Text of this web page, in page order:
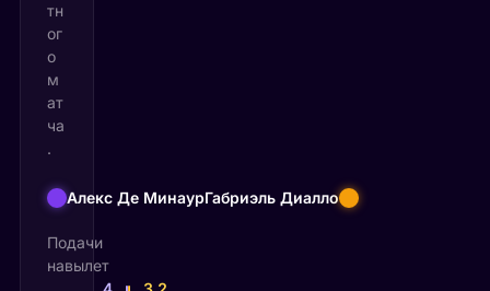
тн
ог
о
м
ат
ча
.
Алекс Де МинаурГабриэль Диалло
Подачи
навылет